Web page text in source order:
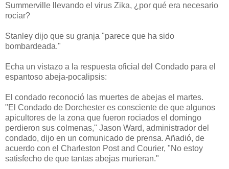
Summerville llevando el virus Zika, ¿por qué era necesario
rociar?
Stanley dijo que su granja "parece que ha sido
bombardeada."
Echa un vistazo a la respuesta oficial del Condado para el
espantoso abeja-pocalipsis:
El condado reconoció las muertes de abejas el martes.
"El Condado de Dorchester es consciente de que algunos
apicultores de la zona que fueron rociados el domingo
perdieron sus colmenas," Jason Ward, administrador del
condado, dijo en un comunicado de prensa. Añadió, de
acuerdo con el Charleston Post and Courier, "No estoy
satisfecho de que tantas abejas murieran."